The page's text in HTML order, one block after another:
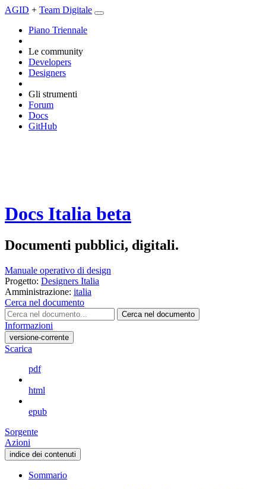
AGID + Team Digitale
Piano Triennale
Le community
Developers
Designers
Gli strumenti
Forum
Docs
GitHub
Docs Italia beta
Documenti pubblici, digitali.
Manuale operativo di design
Progetto: Designers Italia
Amministrazione: italia
Cerca nel documento
Cerca nel documento
Informazioni
versione-corrente
Scarica
pdf
html
epub
Sorgente
Azioni
indice dei contenuti
Sommario